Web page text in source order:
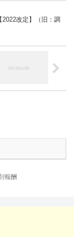
改定】（旧：調
報酬